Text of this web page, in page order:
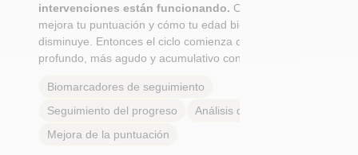
intervenciones están funcionando.Observa cómo
mejora tu puntuación y cómo tu edad biológica
disminuye. Entonces el ciclo comienza de nuevo: Más
profundo, más agudo y acumulativo con cada paso.
Biomarcadores de seguimiento
Seguimiento del progreso
Análisis de tendencias
Mejora de la puntuación